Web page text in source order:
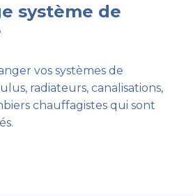
système de
vos systèmes de
radiateurs, canalisations,
chauffagistes qui sont